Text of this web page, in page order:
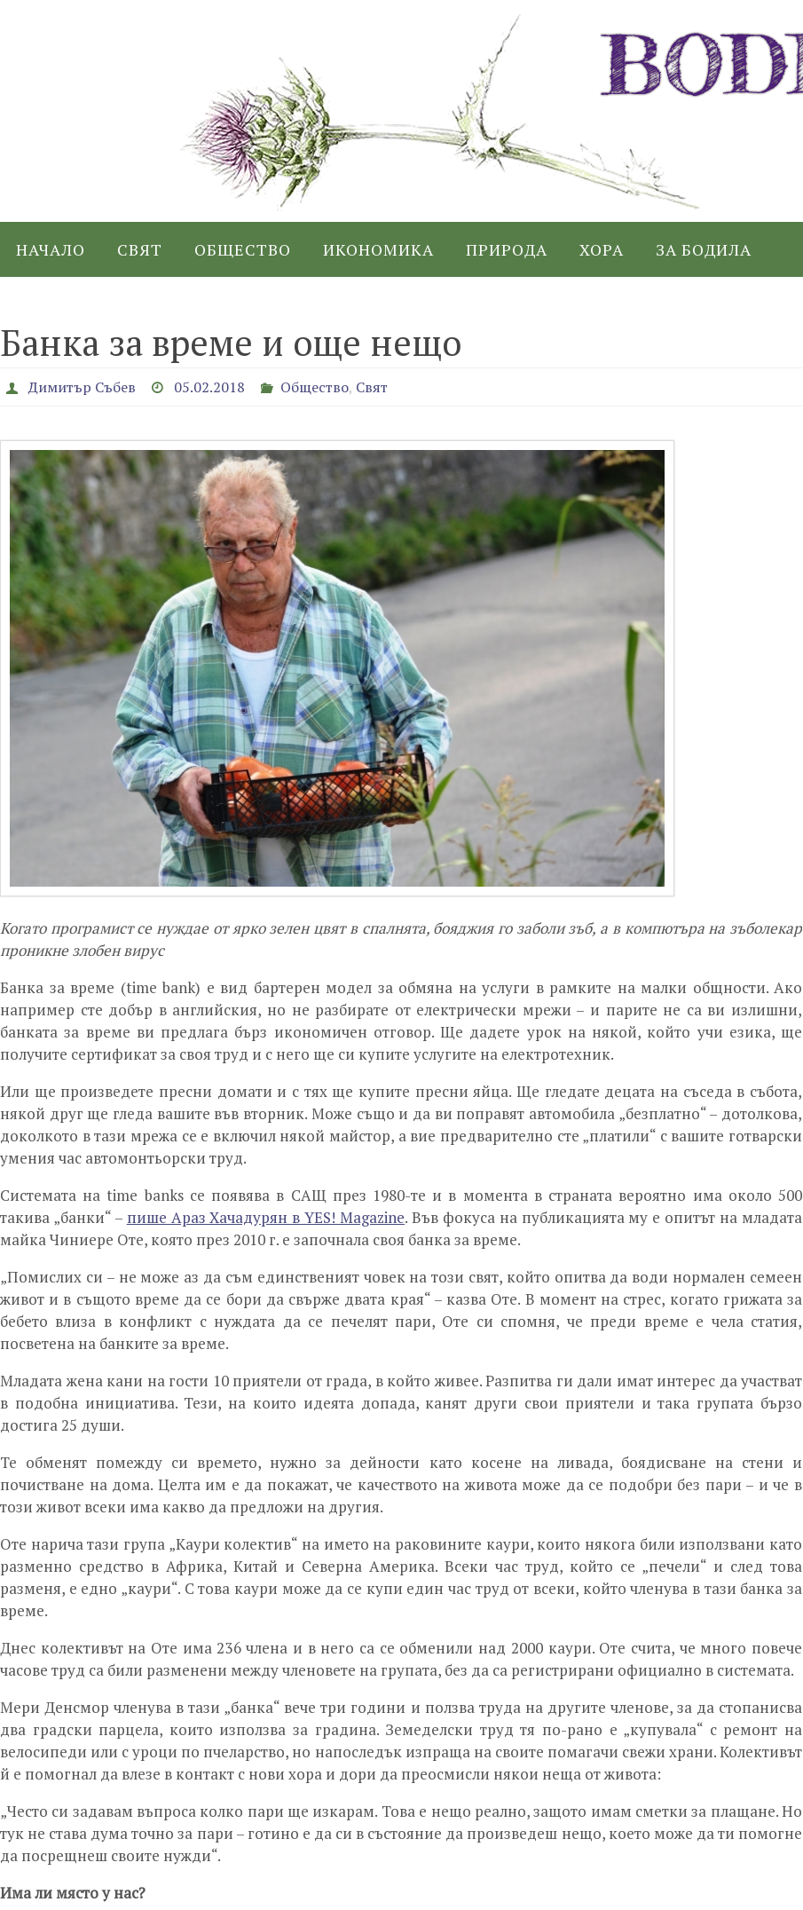
НАЧАЛО СВЯТ ОБЩЕСТВО ИКОНОМИКА ПРИРОДА ХОРА ЗА БОДИЛА
Банка за време и още нещо
Димитър Събев 05.02.2018 Общество, Свят
Когато програмист се нуждае от ярко зелен цвят в спалнята, бояджия го заболи зъб, а в компютъра на зъболекар
проникне злобен вирус
Банка за време (time bank) е вид бартерен модел за обмяна на услуги в рамките на малки общности. Ако
например сте добър в английския, но не разбирате от електрически мрежи – и парите не са ви излишни,
банката за време ви предлага бърз икономичен отговор. Ще дадете урок на някой, който учи езика, ще
получите сертификат за своя труд и с него ще си купите услугите на електротехник.
Или ще произведете пресни домати и с тях ще купите пресни яйца. Ще гледате децата на съседа в събота,
някой друг ще гледа вашите във вторник. Може също и да ви поправят автомобила „безплатно“ – дотолкова,
доколкото в тази мрежа се е включил някой майстор, а вие предварително сте „платили“ с вашите готварски
умения час автомонтьорски труд.
Системата на time banks се появява в САЩ през 1980-те и в момента в страната вероятно има около 500
такива „банки“ – пише Араз Хачадурян в YES! Magazine. Във фокуса на публикацията му е опитът на младата
майка Чиниере Оте, която през 2010 г. е започнала своя банка за време.
„Помислих си – не може аз да съм единственият човек на този свят, който опитва да води нормален семеен
живот и в същото време да се бори да свърже двата края“ – казва Оте. В момент на стрес, когато грижата за
бебето влиза в конфликт с нуждата да се печелят пари, Оте си спомня, че преди време е чела статия,
посветена на банките за време.
Младата жена кани на гости 10 приятели от града, в който живее. Разпитва ги дали имат интерес да участват
в подобна инициатива. Тези, на които идеята допада, канят други свои приятели и така групата бързо
достига 25 души.
Те обменят помежду си времето, нужно за дейности като косене на ливада, боядисване на стени и
почистване на дома. Целта им е да покажат, че качеството на живота може да се подобри без пари – и че в
този живот всеки има какво да предложи на другия.
Оте нарича тази група „Каури колектив“ на името на раковините каури, които някога били използвани като
разменно средство в Африка, Китай и Северна Америка. Всеки час труд, който се „печели“ и след това
разменя, е едно „каури“. С това каури може да се купи един час труд от всеки, който членува в тази банка за
време.
Днес колективът на Оте има 236 члена и в него са се обменили над 2000 каури. Оте счита, че много повече
часове труд са били разменени между членовете на групата, без да са регистрирани официално в системата.
Мери Денсмор членува в тази „банка“ вече три години и ползва труда на другите членове, за да стопанисва
два градски парцела, които използва за градина. Земеделски труд тя по-рано е „купувала“ с ремонт на
велосипеди или с уроци по пчеларство, но напоследък изпраща на своите помагачи свежи храни. Колективът
й е помогнал да влезе в контакт с нови хора и дори да преосмисли някои неща от живота:
„Често си задавам въпроса колко пари ще изкарам. Това е нещо реално, защото имам сметки за плащане. Но
тук не става дума точно за пари – готино е да си в състояние да произведеш нещо, което може да ти помогне
да посрещнеш своите нужди“.
Има ли място у нас?